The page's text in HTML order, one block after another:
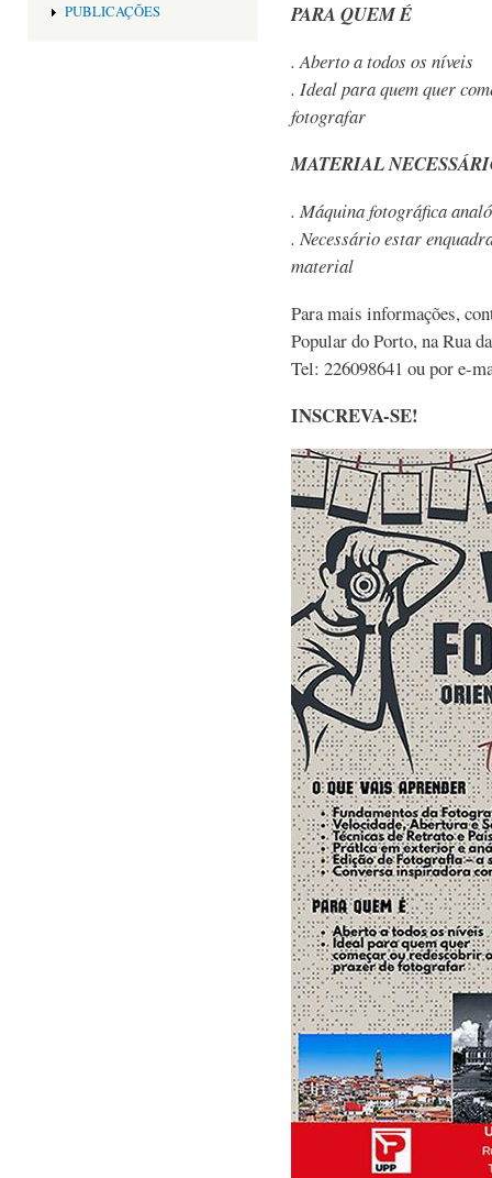
PUBLICAÇÕES
PARA QUEM É
. Aberto a todos os níveis
. Ideal para quem quer
fotografar
MATERIAL
. Máquina fotográfica
. Necessário estar
material
Para mais informações,
Popular do Porto, na Rua
Tel: 226098641 ou por e-
INSCREVA-SE!